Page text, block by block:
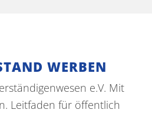
WERBEN
e.V. Mit
Leitfaden für öffentlich